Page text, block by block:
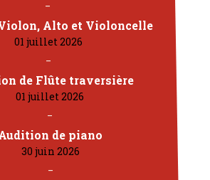
Alto et Violoncelle
01 juillet 2026
de Flûte traversière
01 juillet 2026
de piano
30 juin 2026